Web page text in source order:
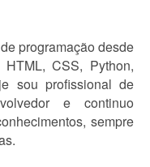
programação desde
CSS, Python,
sou profissional de
e continuo
sempre